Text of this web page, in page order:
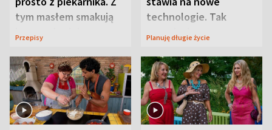
tym masłem smakują
jeszcze lepiej
Przepisy
technologie. Tak
organizuje sprawy
Planuję długie życie